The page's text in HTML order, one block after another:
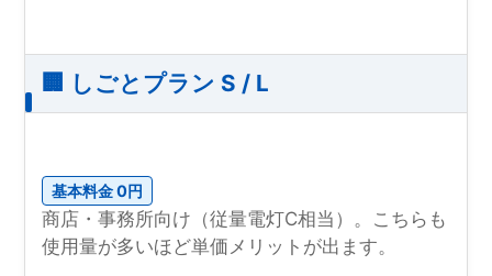
🏢 しごとプラン S / L
基本料金 0円
商店・事務所向け（従量電灯C相当）。こちらも
使用量が多いほど単価メリットが出ます。